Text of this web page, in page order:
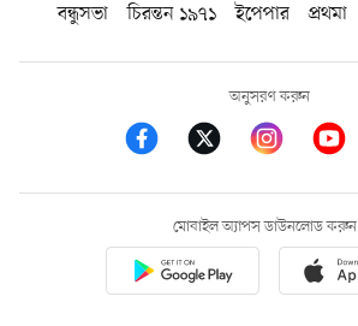
বন্ধুসভা
চিরন্তন ১৯৭১ ইপেপার প্রথমা
অনুসরণ করুন
মোবাইল অ্যাপস ডাউনলোড করুন